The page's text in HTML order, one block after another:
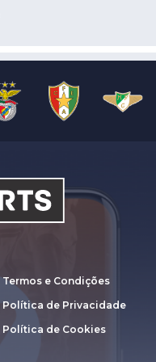
Termos e Condições
Política de Privacidade
Política de Cookies